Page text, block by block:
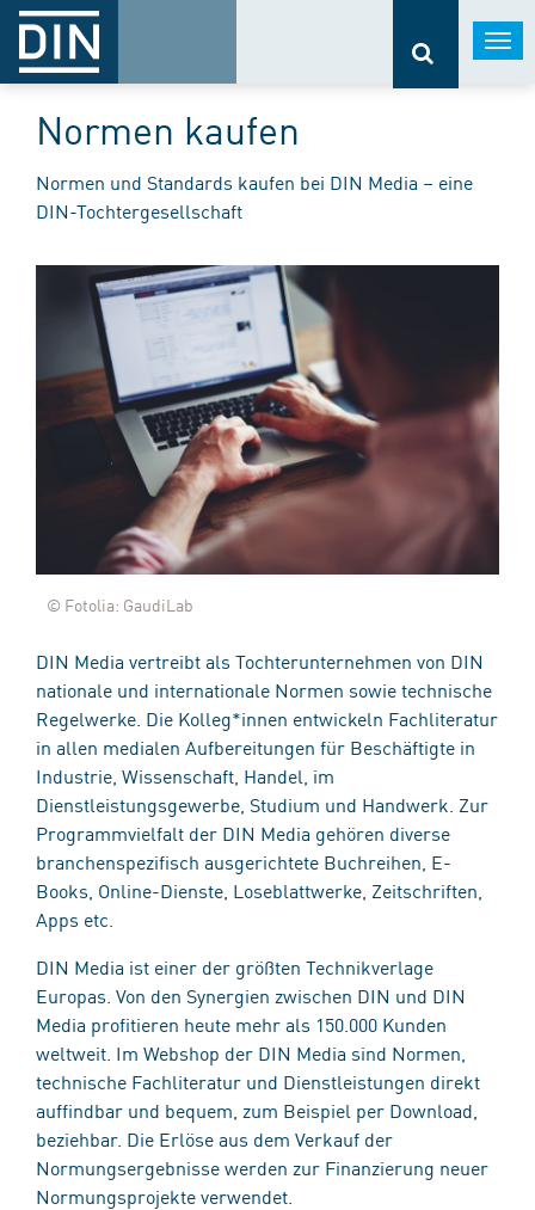
Normen kaufen
Normen und Standards kaufen bei DIN Media – eine
DIN-Tochtergesellschaft
© Fotolia: GaudiLab
DIN Media vertreibt als Tochterunternehmen von DIN
nationale und internationale Normen sowie technische
Regelwerke. Die Kolleg*innen entwickeln Fachliteratur
in allen medialen Aufbereitungen für Beschäftigte in
Industrie, Wissenschaft, Handel, im
Dienstleistungsgewerbe, Studium und Handwerk. Zur
Programmvielfalt der DIN Media gehören diverse
branchenspezifisch ausgerichtete Buchreihen, E-
Books, Online-Dienste, Loseblattwerke, Zeitschriften,
Apps etc.
DIN Media ist einer der größten Technikverlage
Europas. Von den Synergien zwischen DIN und DIN
Media profitieren heute mehr als 150.000 Kunden
weltweit. Im Webshop der DIN Media sind Normen,
technische Fachliteratur und Dienstleistungen direkt
auffindbar und bequem, zum Beispiel per Download,
beziehbar. Die Erlöse aus dem Verkauf der
Normungsergebnisse werden zur Finanzierung neuer
Normungsprojekte verwendet.